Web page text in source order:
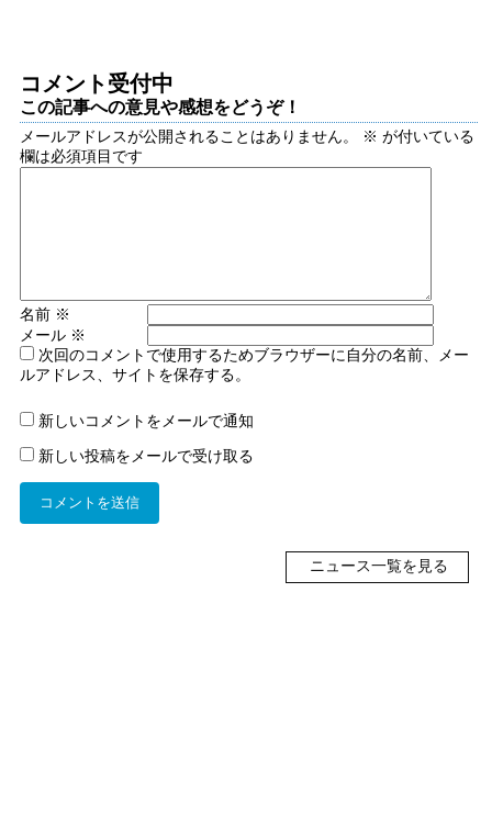
コメント受付中
この記事への意見や感想をどうぞ！
メールアドレスが公開されることはありません。 ※ が付いている
欄は必須項目です
名前 ※
メール ※
次回のコメントで使用するためブラウザーに自分の名前、メー
ルアドレス、サイトを保存する。
新しいコメントをメールで通知
新しい投稿をメールで受け取る
ニュース一覧を見る